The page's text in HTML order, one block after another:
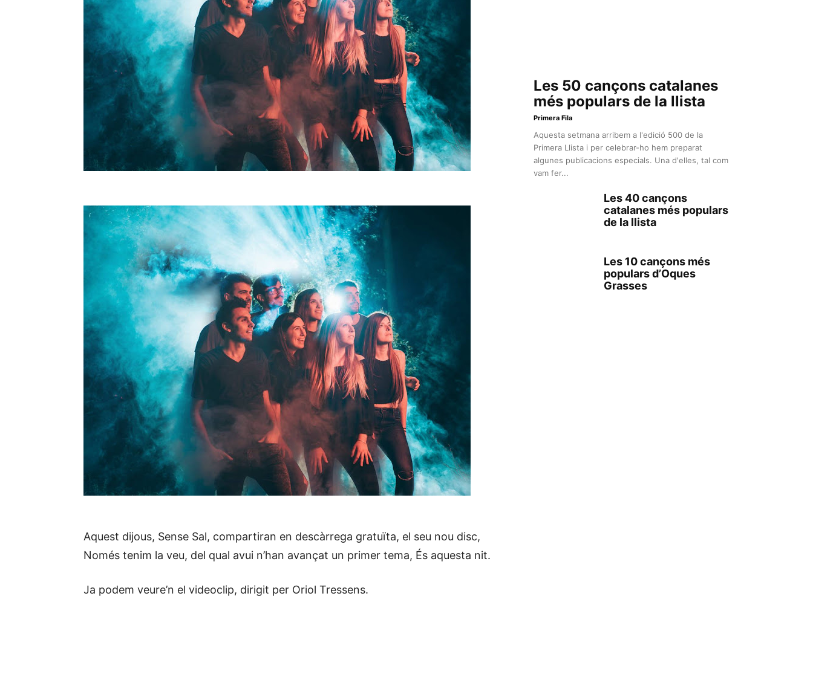
Aquest dijous, Sense Sal, compartiran en descàrrega gratuïta, el seu nou disc,
Només tenim la veu, del qual avui n’han avançat un primer tema, És aquesta nit.
Ja podem veure’n el videoclip, dirigit per Oriol Tressens.
Les 50 cançons catalanes
més populars de la llista
Primera Fila
Aquesta setmana arribem a l'edició 500 de la
Primera Llista i per celebrar-ho hem preparat
algunes publicacions especials. Una d'elles, tal com
vam fer...
Les 40 cançons
catalanes més populars
de la llista
Les 10 cançons més
populars d’Oques
Grasses